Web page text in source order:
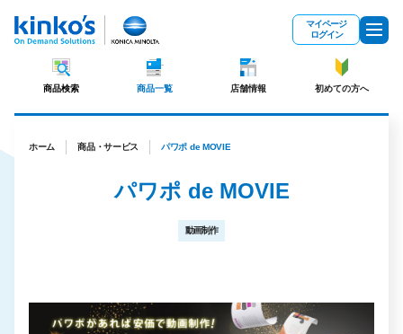
マイページ
ログイン
商品検索 商品一覧 店舗情報 初めての方へ
ホーム 商品・サービス パワポ de MOVIE
パワポ de MOVIE
動画制作